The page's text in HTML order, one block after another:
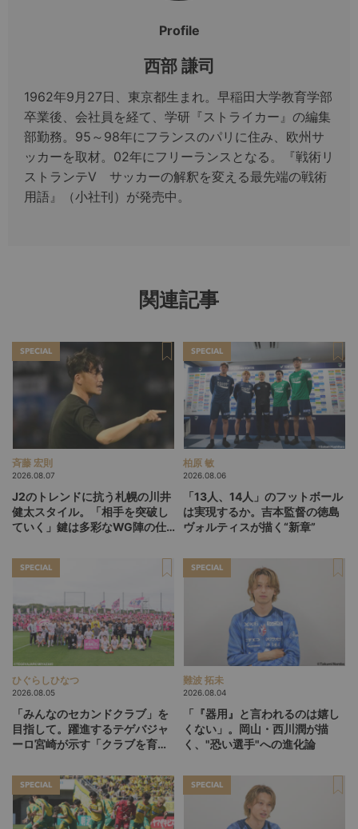
Profile
西部 謙司
1962年9月27日、東京都生まれ。早稲田大学教育学部
卒業後、会社員を経て、学研『ストライカー』の編集
部勤務。95～98年にフランスのパリに住み、欧州サ
ッカーを取材。02年にフリーランスとなる。『戦術リ
ストランテV サッカーの解釈を変える最先端の戦術
用語』（小社刊）が発売中。
関連記事
SPECIAL
斉藤 宏則
2026.08.07
J2のトレンドに抗う札幌の川井
健太スタイル。「相手を突破し
ていく」鍵は多彩なWG陣の仕
SPECIAL
柏原 敏
2026.08.06
「13人、14人」のフットボール
は実現するか。吉本監督の徳島
ヴォルティスが描く“新章”
SPECIAL
ひぐらしひなつ
2026.08.05
「みんなのセカンドクラブ」を
目指して。躍進するテゲバジャ
ーロ宮崎が示す「クラブを育て
SPECIAL
難波 拓未
2026.08.04
「『器用』と言われるのは嬉し
くない」。岡山・西川潤が描
く、"恐い選手"への進化論
SPECIAL SPECIAL